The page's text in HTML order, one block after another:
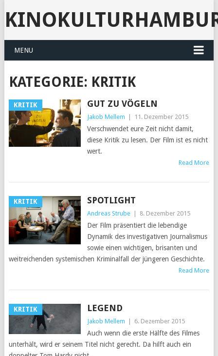
MENU
KATEGORIE: KRITIK
KRITIK GUT ZU VÖGELN
Jakob Mellem 11. Dezember 2015
Verschwendet eure Zeit nicht damit,
diese Kritik zu lesen. Der Film ist es nicht
wert.
Read More
KRITIK SPOTLIGHT
Andreas Strube 8. Dezember 2015
Der Film präsentiert die lebendige
Dynamik des investigativen Journalismus
sowie einen wichtigen, brisanten und
weitreichenden systemischen Kriminalfall der jüngeren Geschichte.
Read More
KRITIK LEGEND
Jakob Mellem 6. Dezember 2015
Auch wenn die erste Hälfte des Filmes
unterhält, wird er seinem Titel nicht gerecht. Da hilft auch ein